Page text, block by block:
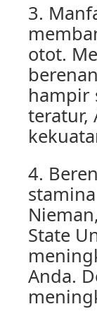
3.
otot.
hampir
teratur,
4.
State
Anda.